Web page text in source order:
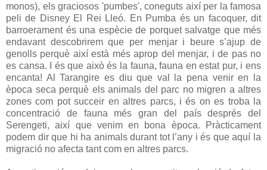
monos), els graciosos 'pumbes', coneguts així per la famosa
peli de Disney El Rei Lleó. En Pumba és un facoquer, dit
barroerament és una espècie de porquet salvatge que més
endavant descobrirem que per menjar i beure s’ajup de
genolls perquè així està més aprop del menjar, i de pas no
es cansa. I és que això és la fauna, fauna en estat pur, i ens
encanta! Al Tarangire es diu que val la pena venir en la
època seca perquè els animals del parc no migren a altres
zones com pot succeir en altres parcs, i és on es troba la
concentració de fauna més gran del país després del
Serengeti, així que venim en bona època. Pràcticament
podem dir que hi ha animals durant tot l’any i és que aquí la
migració no afecta tant com en altres parcs.